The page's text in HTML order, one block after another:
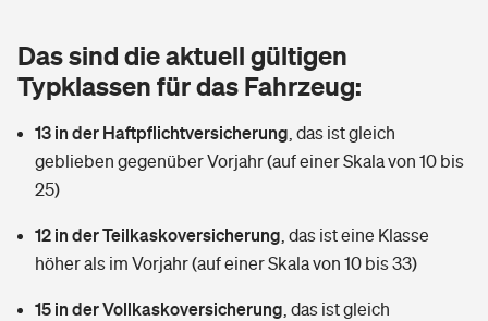
Tools
Wer versichert was: Jetzt Versicherer finden
Sie haben Fragen?
Glasversicherung
Mietkautionsversicherung
Restkreditversicherung
Kinderunfall­ver­si­che­rung
Kinderinvalidität
Hundehalter-Haftpflicht
Dread-Disease-Versicherung
Tierkrankenversicherung
Zur Übersicht
Tools
Das sind die aktuell gültigen
Typklassen für das Fahrzeug:
13 in der Haftpflichtversicherung das ist gleich
geblieben gegenüber Vorjahr (auf einer Skala von 10 bis
25)
12 in der Teilkaskoversicherung das ist eine Klasse
höher als im Vorjahr (auf einer Skala von 10 bis 33)
15 in der Vollkaskoversicherung das ist gleich